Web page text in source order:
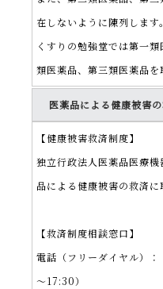
在しないように陳列します。
くすりの勉強堂では第一
類医薬品、第三類医薬品を
医薬品による健康被害
【健康被害救済制度】
独立行政法人医薬品医療
品による健康被害の救済に
【救済制度相談窓口】
電話（フリーダイヤル）：
～17:30）